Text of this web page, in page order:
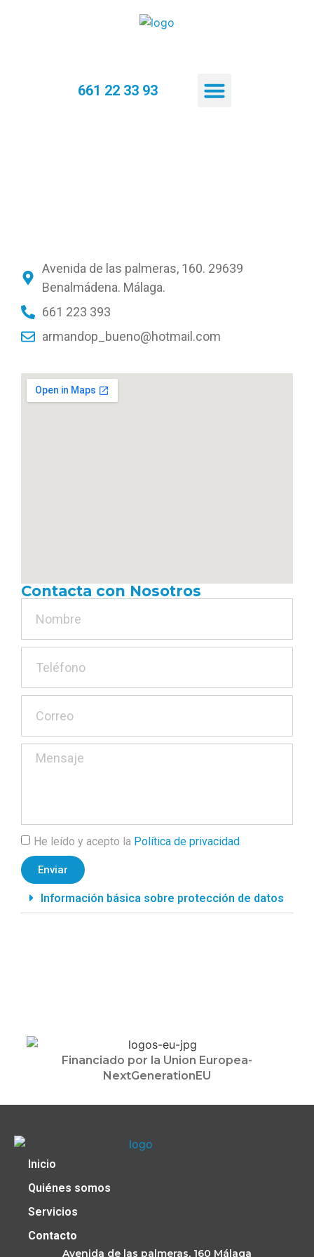
661 22 33 93
Avenida de las palmeras, 160. 29639
Benalmádena. Málaga.
661 223 393
armandop_bueno@hotmail.com
Contacta con Nosotros
He leído y acepto la Política de privacidad
Enviar
Información básica sobre protección de datos
Financiado por la Union Europea-
NextGenerationEU
Inicio
Quiénes somos
Servicios
Contacto
Avenida de las palmeras, 160 Málaga